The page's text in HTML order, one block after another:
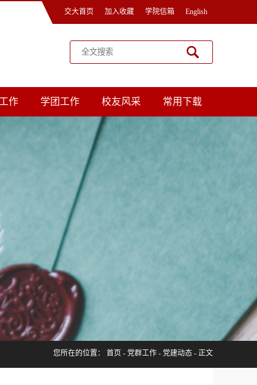
交大首页 加入收藏 学院信箱 English
作 学团工作 校友风采 常用下载
您所在的位置： 首页 - 党群工作 - 党建动态 - 正文